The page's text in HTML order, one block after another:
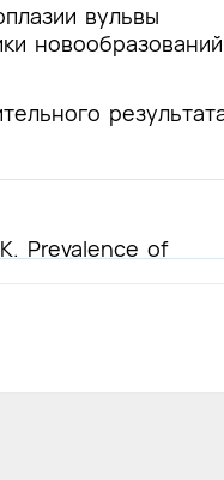
вульвы
новообразований
Prevalence of